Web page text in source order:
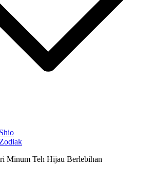
Minum Teh Hijau Berlebihan